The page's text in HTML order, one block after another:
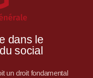
dans le
social
un droit fondamental